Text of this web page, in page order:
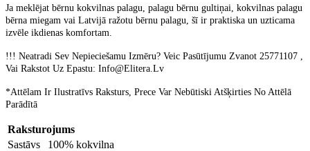
Ja meklējat bērnu kokvilnas palagu palagu bērnu gultiņai kokvilnas palagu
bērna miegam vai Latvijā ražotu bērnu palagu , šī ir praktiska un uzticama
izvēle ikdienas komfortam.
!!! Neatradi Sev Nepieciešamu Izmēru? Veic Pasūtījumu Zvanot 25771107 ,
Vai Rakstot Uz Epastu: Info@Elitera.Lv
*Attēlam Ir Ilustratīvs Raksturs, Prece Var Nebūtiski Atšķirties No Attēlā
Parādītā
Raksturojums
Sastāvs
100% kokvilna